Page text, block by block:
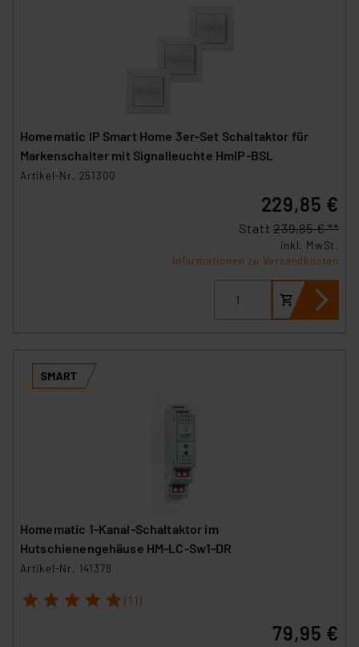
Homematic IP Smart Home 3er-Set Schaltaktor für
Markenschalter mit Signalleuchte HmIP-BSL
Artikel-Nr. 251300
229,85 €
Statt239,85 € **
inkl. MwSt.
Informationen zu Versandkosten
Homematic 1-Kanal-Schaltaktor im
Hutschienengehäuse HM-LC-Sw1-DR
Artikel-Nr. 141378
1 2 3 4 5 (11)
79,95 €